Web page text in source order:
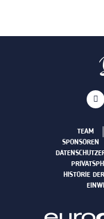
TEAM
SPONSOREN
HISTORIE